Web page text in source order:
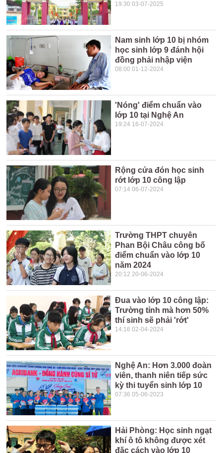
19:30 03-07-2025
Nam sinh lớp 10 bị nhóm
học sinh lớp 9 đánh hội
đồng phải nhập viện
08:00 01-12-2024
'Nóng' điểm chuẩn vào
lớp 10 tại Nghệ An
19:24 16-07-2024
Rộng cửa đón học sinh
rớt lớp 10 công lập
07:14 06-07-2024
Trường THPT chuyên
Phan Bội Châu công bố
điểm chuẩn vào lớp 10
năm 2024
20:12 20-06-2024
Đua vào lớp 10 công lập:
Trường tỉnh mà hơn 50%
thí sinh sẽ phải 'rớt'
14:16 02-04-2024
Nghệ An: Hơn 3.000 đoàn
viên, thanh niên tiếp sức
kỳ thi tuyển sinh lớp 10
07:36 05-06-2023
Hải Phòng: Học sinh ngạt
khí ô tô không được xét
đặc cách vào lớp 10